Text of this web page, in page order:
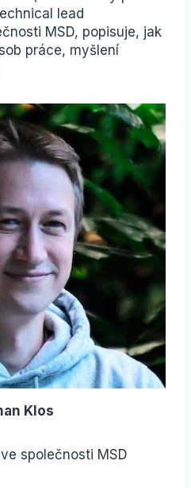
lead
MSD, popisuje, jak
práce, myšlení
Klos
společnosti MSD